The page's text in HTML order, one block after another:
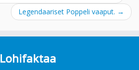
Legendaariset Poppeli vaaput. →
Lohifaktaa